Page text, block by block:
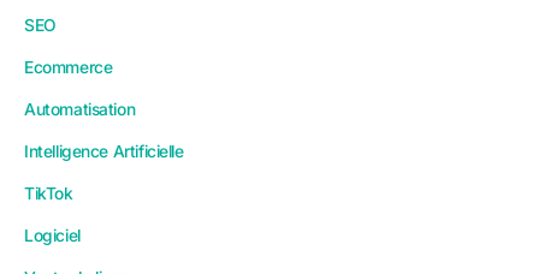
SEO
Ecommerce
Automatisation
Intelligence Artificielle
TikTok
Logiciel